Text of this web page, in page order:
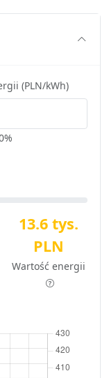
(PLN/kWh)
13.6 tys.
PLN
Wartość energii